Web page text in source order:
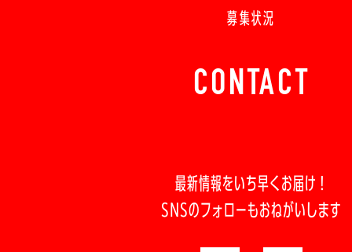
募集状況
CONTACT
最新情報をいち早くお届け！
SNSのフォローもおねがいします